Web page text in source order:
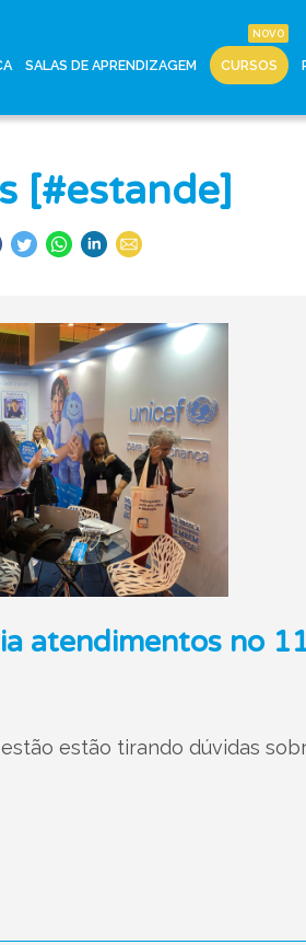
SALAS DE APRENDIZAGEM CURSOS
[#estande]
atendimentos no
estão tirando dúvidas